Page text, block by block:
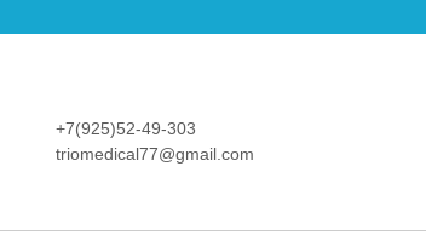
+7(925)52-49-303
triomedical77@gmail.com